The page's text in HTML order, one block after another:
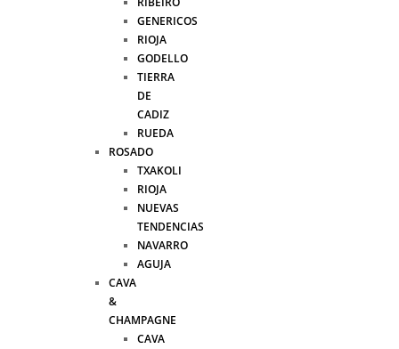
GENERICOS
RIOJA
GODELLO
TIERRA
DE
CADIZ
RUEDA
ROSADO
TXAKOLI
RIOJA
NUEVAS
TENDENCIAS
NAVARRO
AGUJA
CAVA
&
CHAMPAGNE
CAVA